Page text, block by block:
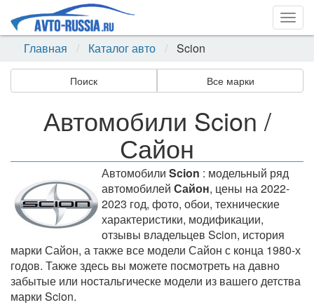
Главная
Каталог авто Scion
Поиск Все марки
Автомобили Scion /
Сайон
Автомобили Scion : модельный ряд
автомобилей Сайон, цены на 2022-
2023 год, фото, обои, технические
характеристики, модификации,
отзывы владельцев Scion, история
марки Сайон, а также все модели Сайон с конца 1980-х
годов. Также здесь вы можете посмотреть на давно
забытые или ностальгическе модели из вашего детства
марки Scion.